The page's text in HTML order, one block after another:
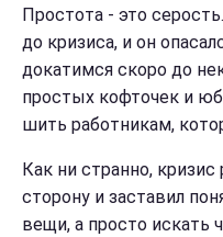
Простота - это
до кризиса, и он
докатимся скоро до
простых кофточек и
шить работникам,
Как ни странно,
сторону и заставил
вещи, а просто искать